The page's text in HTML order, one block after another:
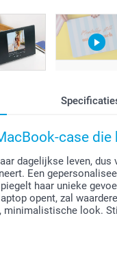
case
dagelijkse leven,
Een
haar unieke
opent, zal
minimalistische look.